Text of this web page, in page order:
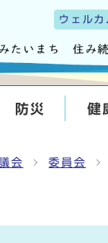
ウェルカ
防災 健
会 委員会